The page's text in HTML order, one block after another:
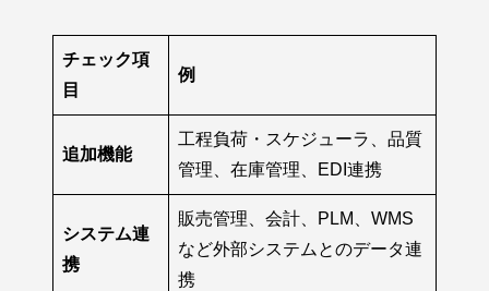
チェック項
目
例
追加機能
工程負荷・スケジューラ、品質
管理、在庫管理、EDI連携
システム連
携
販売管理、会計、PLM、WMS
など外部システムとのデータ連
携